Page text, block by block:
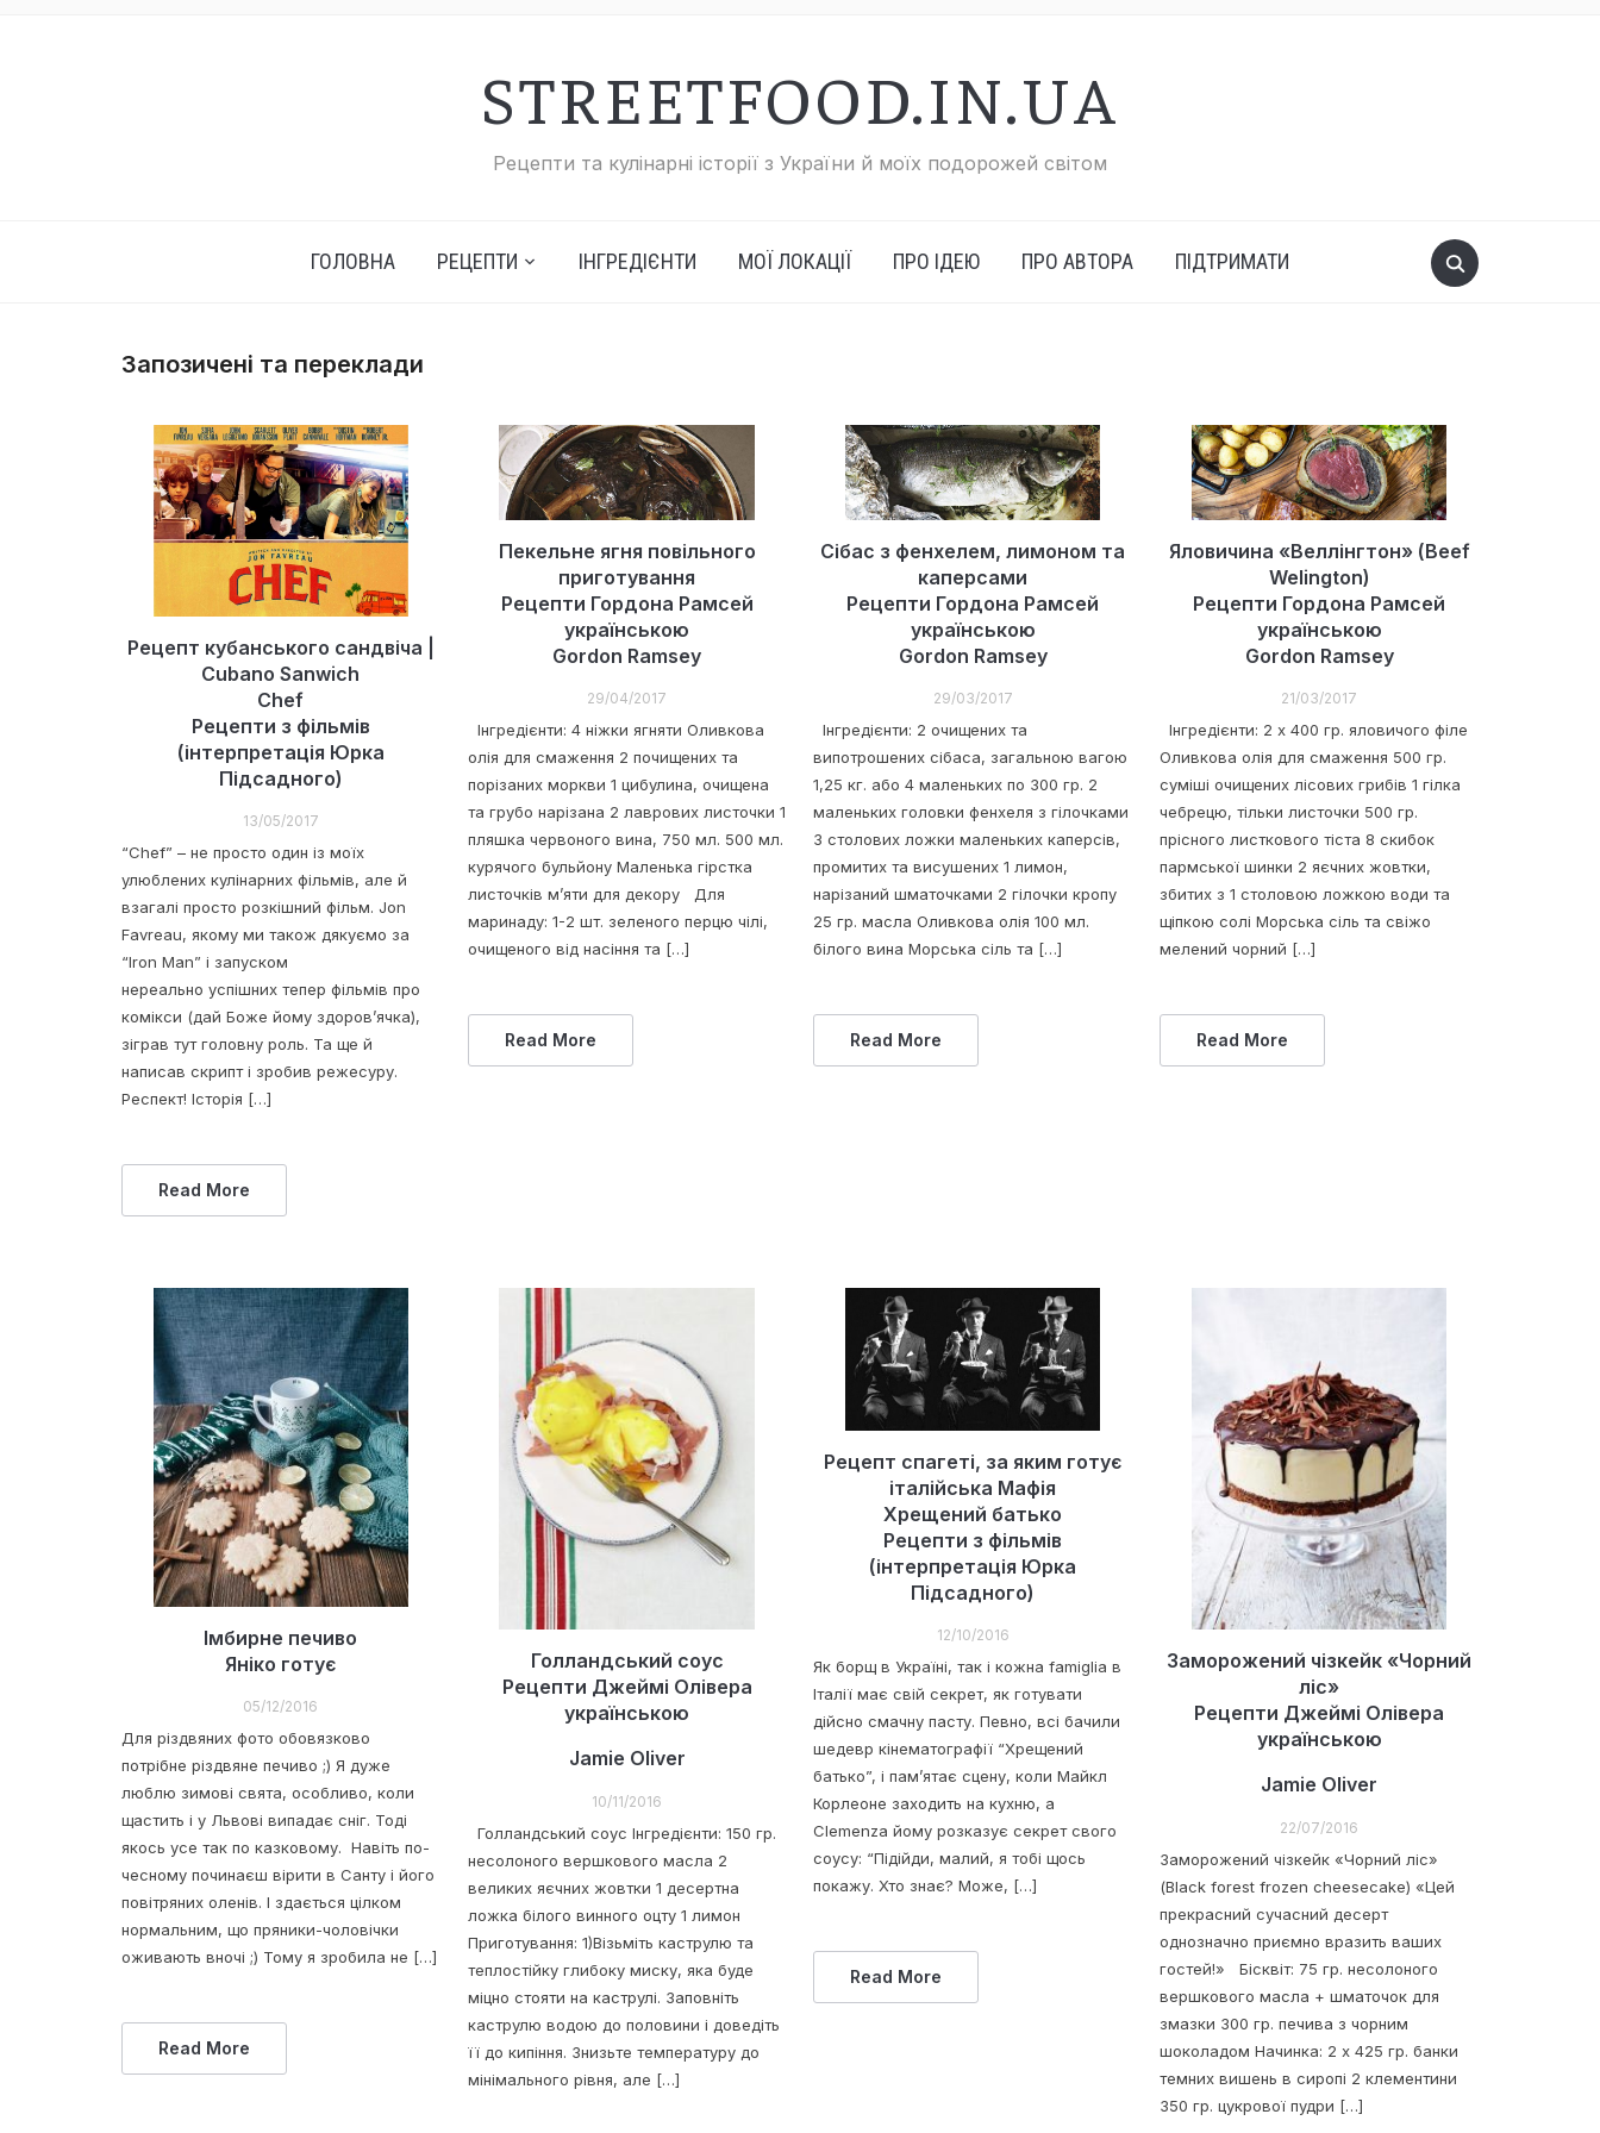
STREETFOOD.IN.UA
Рецепти та кулінарні історії з України й моїх подорожей світом
ГОЛОВНА РЕЦЕПТИ ІНГРЕДІЄНТИ МОЇ ЛОКАЦІЇ ПРО ІДЕЮ ПРО АВТОРА ПІДТРИМАТИ
Запозичені та переклади
Рецепт кубанського сандвіча |
Cubano Sanwich
Chef
Рецепти з фільмів
(інтерпретація Юрка
Підсадного)
13/05/2017
“Chef” – не просто один із моїх
улюблених кулінарних фільмів, але й
взагалі просто розкішний фільм. Jon
Favreau, якому ми також дякуємо за
“Iron Man” і запуском
нереально успішних тепер фільмів про
комікси (дай Боже йому здоров’ячка),
зіграв тут головну роль. Та ще й
написав скрипт і зробив режесуру.
Респект! Історія […]
Read More
Пекельне ягня повільного
приготування
Рецепти Гордона Рамсей
українською
Gordon Ramsey
29/04/2017
Інгредієнти: 4 ніжки ягняти Оливкова
олія для смаження 2 почищених та
порізаних моркви 1 цибулина, очищена
та грубо нарізана 2 лаврових листочки 1
пляшка червоного вина, 750 мл. 500 мл.
курячого бульйону Маленька гірстка
листочків м’яти для декору Для
маринаду: 1-2 шт. зеленого перцю чілі,
очищеного від насіння та […]
Read More
Сібас з фенхелем, лимоном та
каперсами
Рецепти Гордона Рамсей
українською
Gordon Ramsey
29/03/2017
Інгредієнти: 2 очищених та
випотрошених сібаса, загальною вагою
1,25 кг. або 4 маленьких по 300 гр. 2
маленьких головки фенхеля з гілочками
3 столових ложки маленьких каперсів,
промитих та висушених 1 лимон,
нарізаний шматочками 2 гілочки кропу
25 гр. масла Оливкова олія 100 мл.
білого вина Морська сіль та […]
Read More
Яловичина «Веллінгтон» (Beef
Welington)
Рецепти Гордона Рамсей
українською
Gordon Ramsey
21/03/2017
Інгредієнти: 2 x 400 гр. яловичого філе
Оливкова олія для смаження 500 гр.
суміші очищених лісових грибів 1 гілка
чебрецю, тільки листочки 500 гр.
прісного листкового тіста 8 скибок
пармської шинки 2 яєчних жовтки,
збитих з 1 столовою ложкою води та
щіпкою солі Морська сіль та свіжо
мелений чорний […]
Read More
Імбирне печиво
Яніко готує
05/12/2016
Для різдвяних фото обовязково
потрібне різдвяне печиво ;) Я дуже
люблю зимові свята, особливо, коли
щастить і у Львові випадає сніг. Тоді
якось усе так по казковому. Навіть по-
чесному починаєш вірити в Санту і його
повітряних оленів. І здається цілком
нормальним, що пряники-чоловічки
оживають вночі ;) Тому я зробила не […]
Read More
Голландський соус
Рецепти Джеймі Олівера
українською
Jamie Oliver
10/11/2016
Голландський соус Інгредієнти: 150 гр.
несолоного вершкового масла 2
великих яєчних жовтки 1 десертна
ложка білого винного оцту 1 лимон
Приготування: 1)Візьміть каструлю та
теплостійку глибоку миску, яка буде
міцно стояти на каструлі. Заповніть
каструлю водою до половини і доведіть
її до кипіння. Знизьте температуру до
мінімального рівня, але […]
Рецепт спагеті, за яким готує
італійська Мафія
Хрещений батько
Рецепти з фільмів
(інтерпретація Юрка
Підсадного)
12/10/2016
Як борщ в Україні, так і кожна famiglia в
Італії має свій секрет, як готувати
дійсно смачну пасту. Певно, всі бачили
шедевр кінематографії “Хрещений
батько”, і пам’ятає сцену, коли Майкл
Корлеоне заходить на кухню, а
Clemenza йому розказує секрет свого
соусу: “Підійди, малий, я тобі щось
покажу. Хто знає? Може, […]
Read More
Заморожений чізкейк «Чорний
ліс»
Рецепти Джеймі Олівера
українською
Jamie Oliver
22/07/2016
Заморожений чізкейк «Чорний ліс»
(Black forest frozen cheesecake) «Цей
прекрасний сучасний десерт
однозначно приємно вразить ваших
гостей!» Бісквіт: 75 гр. несолоного
вершкового масла + шматочок для
змазки 300 гр. печива з чорним
шоколадом Начинка: 2 х 425 гр. банки
темних вишень в сиропі 2 клементини
350 гр. цукрової пудри […]